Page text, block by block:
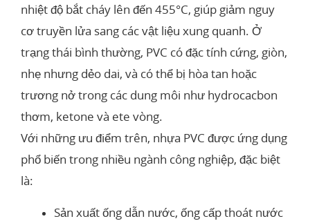
nhiệt độ bắt cháy lên đến 455°C, giúp giảm nguy
cơ truyền lửa sang các vật liệu xung quanh. Ở
trạng thái bình thường, PVC có đặc tính cứng, giòn,
nhẹ nhưng dẻo dai, và có thể bị hòa tan hoặc
trương nở trong các dung môi như hydrocacbon
thơm, ketone và ete vòng.
Với những ưu điểm trên, nhựa PVC được ứng dụng
phổ biến trong nhiều ngành công nghiệp, đặc biệt
là:
Sản xuất ống dẫn nước, ống cấp thoát nước